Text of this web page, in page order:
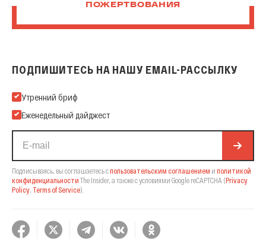
ПОЖЕРТВОВАНИЯ
ПОДПИШИТЕСЬ НА НАШУ EMAIL-РАССЫЛКУ
Подпишитесь на нашу Email-рассылку
Утренний бриф
Еженедельный дайджест
Подписываясь, вы соглашаетесь спользовательским соглашением и политикой
конфиденциальности The Insider, а также с условиями Google reCAPTCHA (Privacy
Policy Terms of Service).